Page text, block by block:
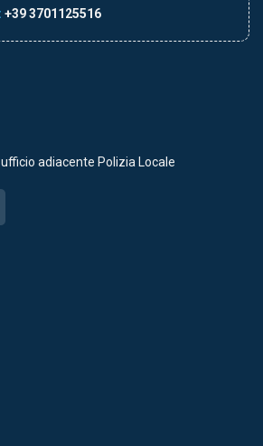
+39 3701125516
adiacente Polizia Locale